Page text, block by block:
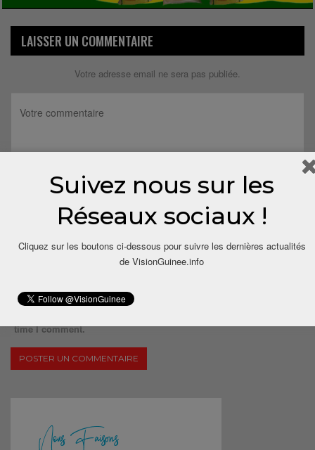
LAISSER UN COMMENTAIRE
Votre adresse email ne sera pas publiée.
time I comment.
Suivez nous sur les
Réseaux sociaux !
Cliquez sur les boutons ci-dessous pour suivre les dernières actualités
de VisionGuinee.info